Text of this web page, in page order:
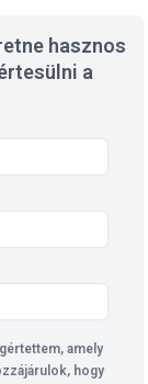
hasznos
a
amely
hogy